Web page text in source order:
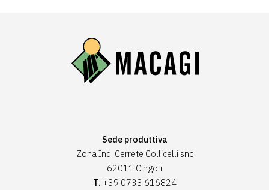
Sede produttiva
Zona Ind. Cerrete Collicelli snc
62011 Cingoli
T. +39 0733 616824